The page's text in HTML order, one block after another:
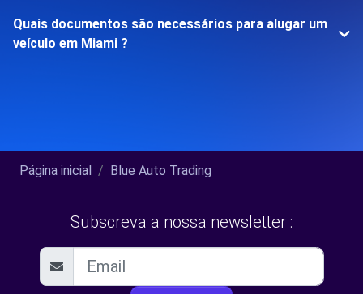
Quais documentos são necessários para alugar um
veículo em Miami ?
Página inicial Blue Auto Trading
Subscreva a nossa newsletter :